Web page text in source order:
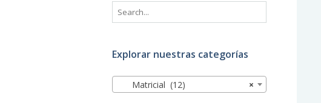
Explorar nuestras categorías
×
Matricial (12)